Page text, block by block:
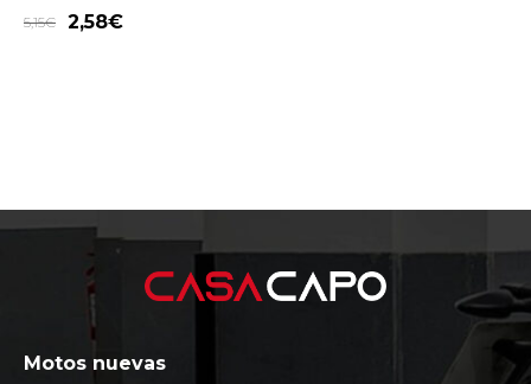
5,15€ 2,58€
Motos nuevas